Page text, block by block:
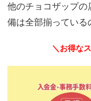
他のチョコザップの
備は全部揃ってい
＼お得な